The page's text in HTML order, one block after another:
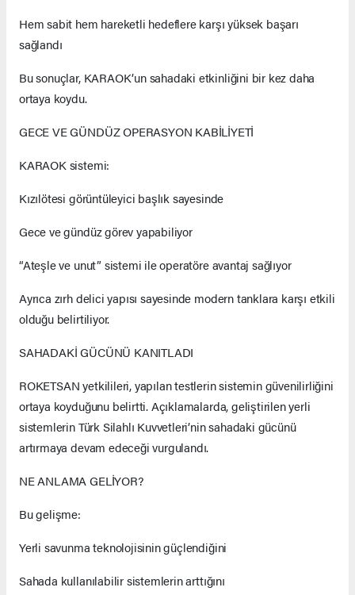
Hem sabit hem hareketli hedeflere karşı yüksek başarı
sağlandı
Bu sonuçlar, KARAOK’un sahadaki etkinliğini bir kez daha
ortaya koydu.
GECE VE GÜNDÜZ OPERASYON KABİLİYETİ
KARAOK sistemi:
Kızılötesi görüntüleyici başlık sayesinde
Gece ve gündüz görev yapabiliyor
“Ateşle ve unut” sistemi ile operatöre avantaj sağlıyor
Ayrıca zırh delici yapısı sayesinde modern tanklara karşı etkili
olduğu belirtiliyor.
SAHADAKİ GÜCÜNÜ KANITLADI
ROKETSAN yetkilileri, yapılan testlerin sistemin güvenilirliğini
ortaya koyduğunu belirtti. Açıklamalarda, geliştirilen yerli
sistemlerin Türk Silahlı Kuvvetleri’nin sahadaki gücünü
artırmaya devam edeceği vurgulandı.
NE ANLAMA GELİYOR?
Bu gelişme:
Yerli savunma teknolojisinin güçlendiğini
Sahada kullanılabilir sistemlerin arttığını